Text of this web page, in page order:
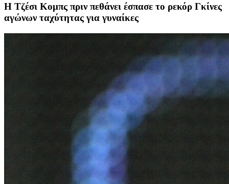
Η Τζέσι Κομπς πριν πεθάνει έσπασε το ρεκόρ Γκίνες
αγώνων ταχύτητας για γυναίκες